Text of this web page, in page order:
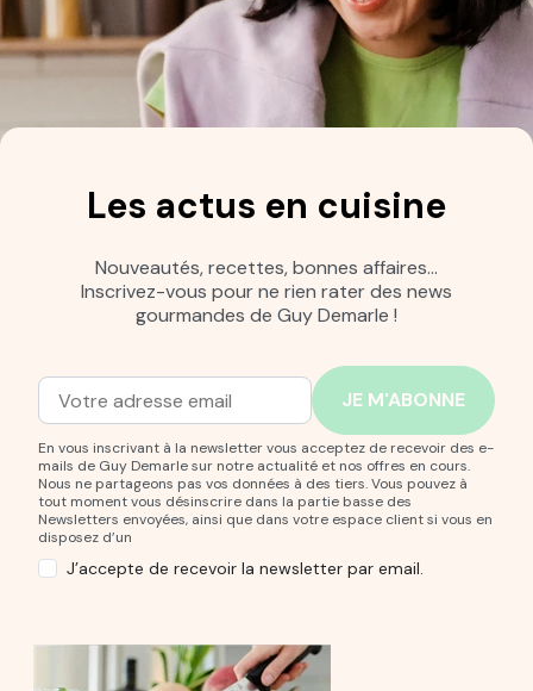
Les actus en cuisine
Nouveautés, recettes, bonnes affaires…
Inscrivez-vous pour ne rien rater des news
gourmandes de Guy Demarle !
Adresse mail
Entrez votre adresse mail pour vous abonner à notre
En vous inscrivant à la newsletter vous acceptez de recevoir des e-
mails de Guy Demarle sur notre actualité et nos offres en cours.
Nous ne partageons pas vos données à des tiers. Vous pouvez à
tout moment vous désinscrire dans la partie basse des
Newsletters envoyées, ainsi que dans votre espace client si vous en
disposez d’un
J’accepte de recevoir la newsletter par email.